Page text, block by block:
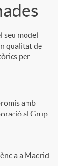
seu model
qualitat de
per
amb
al Grup
a Madrid